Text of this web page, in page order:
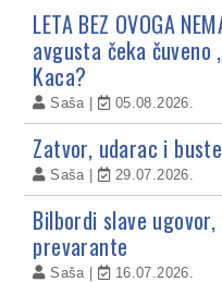
LETA BEZ OVOGA
avgusta čeka čuveno
Kaca?
Saša 05.08.2026.
Zatvor, udarac i
Saša 29.07.2026.
Bilbordi slave
prevarante
Saša 16.07.2026.